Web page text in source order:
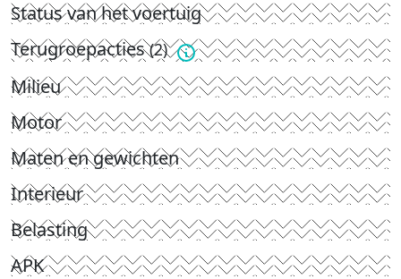
Status van het voertuig
Terugroepacties(2)
Milieu
Motor
Maten en gewichten
Interieur
Belasting
APK